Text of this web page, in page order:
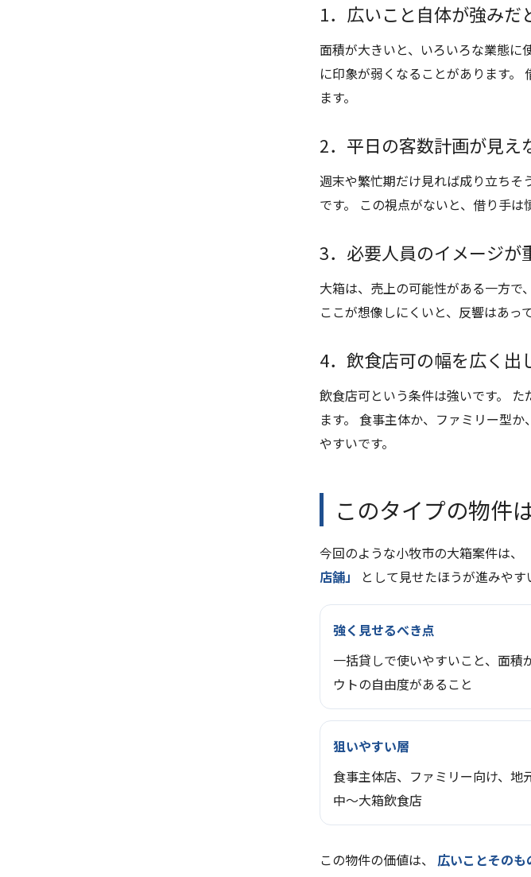
1．広いこと自体が強みだ
面積が大きいと、いろいろな業態に
に印象が弱くなることがあります
ます。
2．平日の客数計画が見え
週末や繁忙期だけ見れば成り立ち
です。 この視点がないと、借り手は
3．必要人員のイメージが
大箱は、売上の可能性がある一方で
ここが想像しにくいと、反響はあっ
4．飲食店可の幅を広く出
飲食店可という条件は強いです。
ます。 食事主体か、ファミリー型
やすいです。
このタイプの物件
今回のような小牧市の大箱案件は、
店舗」
として見せたほうが進みやす
強く見せるべき点
一括貸しで使いやすいこと、面積
ウトの自由度があること
狙いやすい層
食事主体店、ファミリー向け、地
中〜大箱飲食店
この物件の価値は、 広いことその